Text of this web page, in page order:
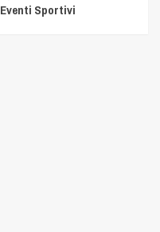
Eventi Sportivi